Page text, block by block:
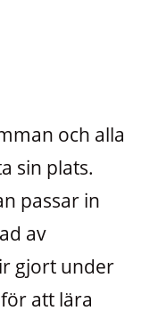
och alla
sin plats.
passar in
av
gjort under
att lära